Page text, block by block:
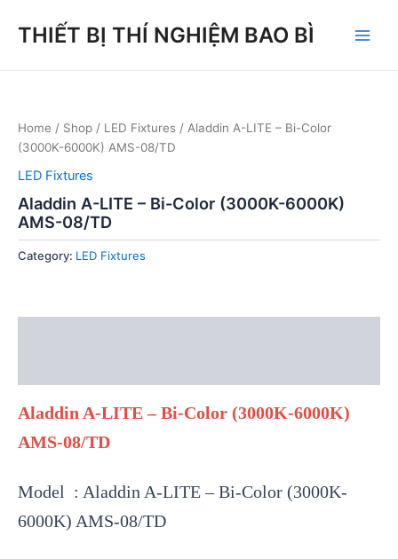
THIẾT BỊ THÍ NGHIỆM BAO BÌ
Home / Shop / LED Fixtures / Aladdin A-LITE – Bi-Color
(3000K-6000K) AMS-08/TD
LED Fixtures
Aladdin A-LITE – Bi-Color (3000K-6000K)
AMS-08/TD
Category: LED Fixtures
Aladdin A-LITE – Bi-Color (3000K-6000K)
AMS-08/TD
Model : Aladdin A-LITE – Bi-Color (3000K-
6000K) AMS-08/TD